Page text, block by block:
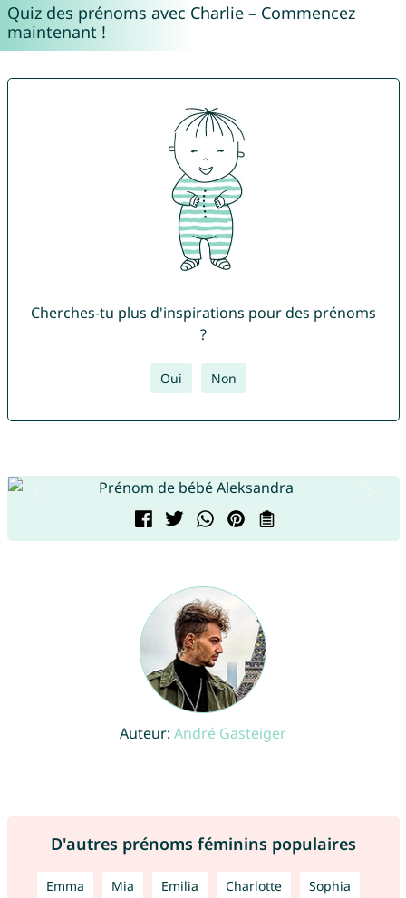
Quiz des prénoms avec Charlie – Commencez
maintenant !
Cherches-tu plus d'inspirations pour des prénoms
?
Oui Non
Auteur: André Gasteiger
D'autres prénoms féminins populaires
Emma Mia Emilia Charlotte Sophia